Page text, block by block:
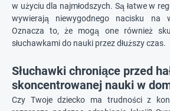
w użyciu dla najmłodszych. Są łatwe w
wywierają niewygodnego nacisku na
Oznacza to, że mogą one również
słuchawkami do nauki przez dłuższy czas.
Słuchawki chroniące przed
skoncentrowanej nauki w
Czy Twoje dziecko ma trudności z